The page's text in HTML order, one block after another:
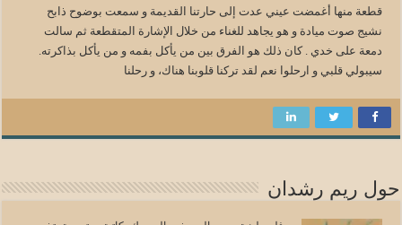
قطعة منها أغمضت عيني عدت إلى حارتنا القديمة و سمعت بوضوح ذابح
نشيج صوت ميادة و هو يجاهد للغناء من خلال الإشارة المتقطعة ثم سالت
دمعة على خدي . كان ذلك هو الفرق بين من يأكل بفمه و من يأكل بذاكرته.
حول ريم رشدان